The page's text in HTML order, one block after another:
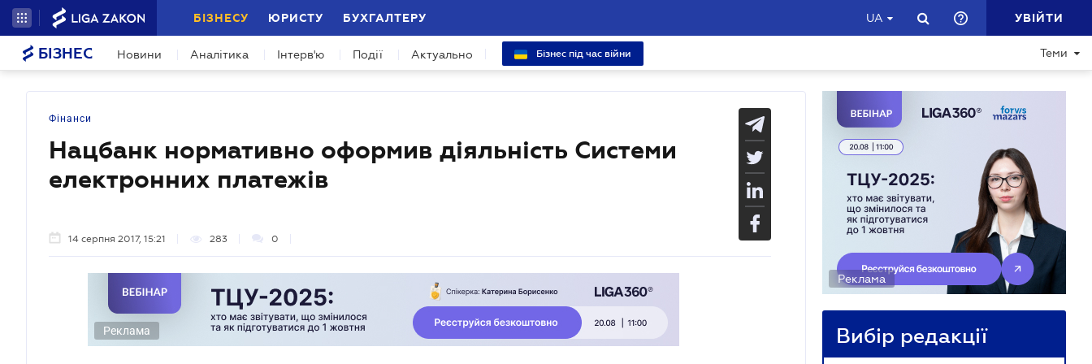
БІЗНЕСУ ЮРИСТУ БУХГАЛТЕРУ UA УВІЙТИ
БІЗНЕС Новини Аналітика Інтерв'ю Події Актуально Бізнес під час війни Теми
Фінанси
Нацбанк нормативно оформив діяльність Системи
електронних платежів
14 серпня 2017, 15:21 283 0
Реклама
Реклама
Вибір редакції